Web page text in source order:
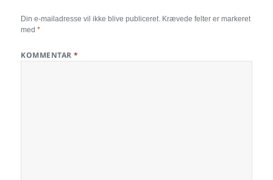
Din e-mailadresse vil ikke blive publiceret. Krævede felter er markeret
med*
KOMMENTAR*